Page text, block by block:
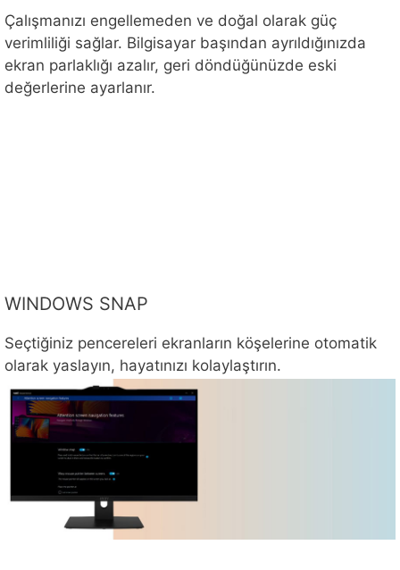
Çalışmanızı engellemeden ve doğal olarak güç
verimliliği sağlar. Bilgisayar başından ayrıldığınızda
ekran parlaklığı azalır, geri döndüğünüzde eski
değerlerine ayarlanır.
WINDOWS SNAP
Seçtiğiniz pencereleri ekranların köşelerine otomatik
olarak yaslayın, hayatınızı kolaylaştırın.